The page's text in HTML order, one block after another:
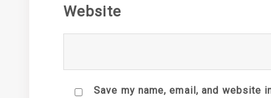
Website
Save my name, email, and website